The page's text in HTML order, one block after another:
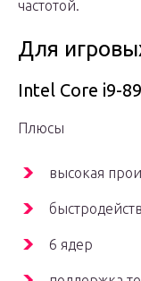
частотой.
Для
Intel Core i9-
Плюсы
высокая
6 ядер